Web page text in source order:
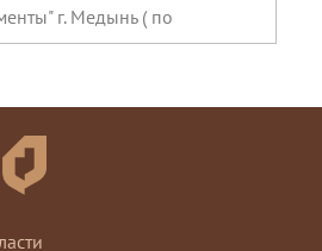
г. Медынь ( по
г. Мосальск
г. Обнинск, пр-т
г. Обнинск, ул.